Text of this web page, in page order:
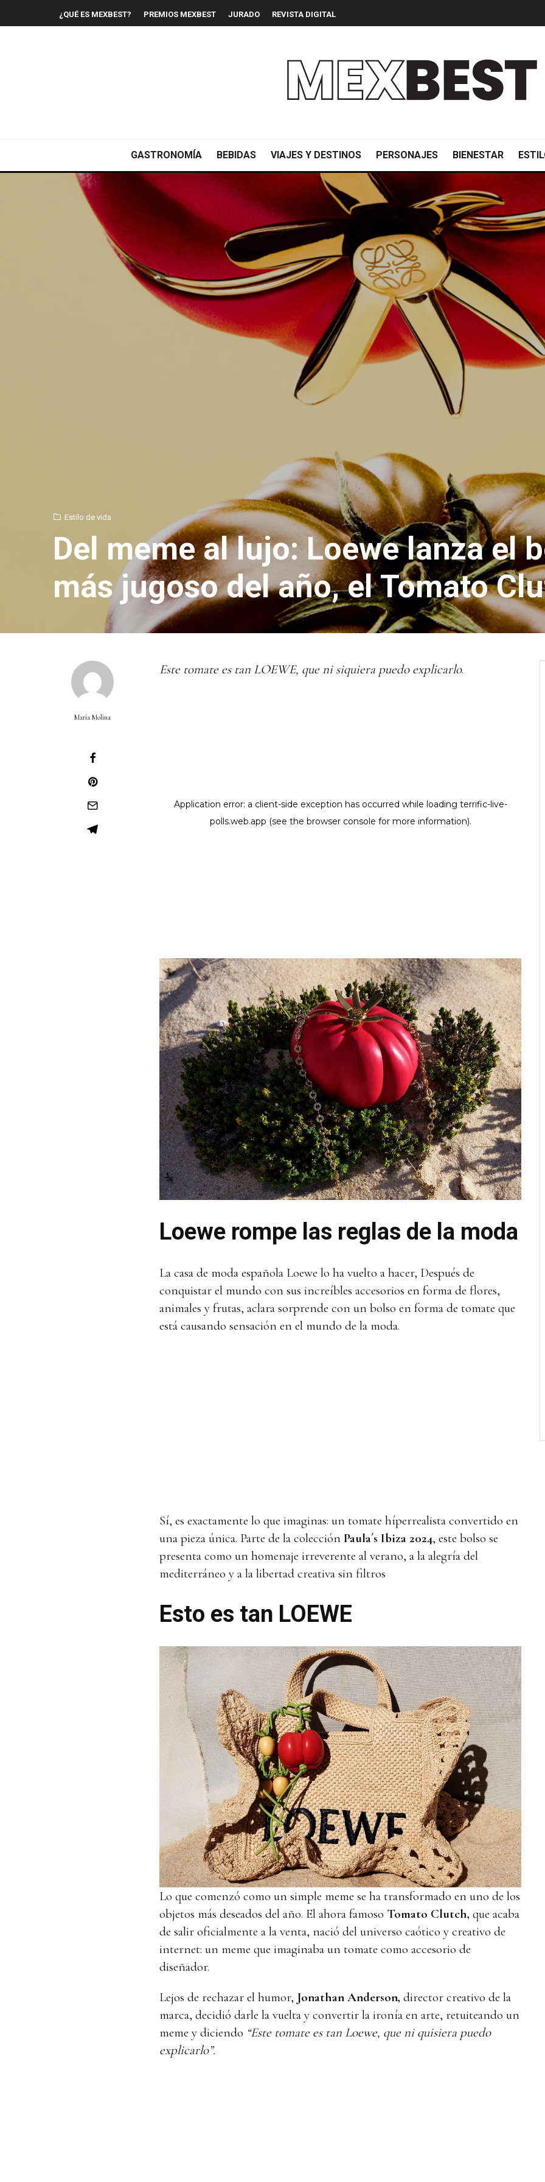
¿QUÉ ES MEXBEST? PREMIOS MEXBEST JURADO REVISTA DIGITAL
GASTRONOMÍA BEBIDAS VIAJES Y DESTINOS PERSONAJES BIENESTAR
Estilo de vida
Del meme al lujo: Loewe lanza el
más jugoso del año, el Tomato
María Molina
Este tomate es tan LOEWE, que ni siquiera puedo explicarlo.
Loewe rompe las reglas de la moda
La casa de moda española Loewe lo ha vuelto a hacer, Después de
conquistar el mundo con sus increíbles accesorios en forma de flores,
animales y frutas, aclara sorprende con un bolso en forma de tomate que
está causando sensación en el mundo de la moda.
Sí, es exactamente lo que imaginas: un tomate híperrealista convertido en
una pieza única. Parte de la colección Paula´s Ibiza 2024, este bolso se
presenta como un homenaje irreverente al verano, a la alegría del
mediterráneo y a la libertad creativa sin filtros
Esto es tan LOEWE
Lo que comenzó como un simple meme se ha transformado en uno de los
objetos más deseados del año. El ahora famoso Tomato Clutch, que acaba
de salir oficialmente a la venta, nació del universo caótico y creativo de
internet: un meme que imaginaba un tomate como accesorio de
diseñador.
Lejos de rechazar el humor, Jonathan Anderson, director creativo de la
marca, decidió darle la vuelta y convertir la ironía en arte, retuiteando un
meme y diciendo “Este tomate es tan Loewe, que ni quisiera puedo
explicarlo”.